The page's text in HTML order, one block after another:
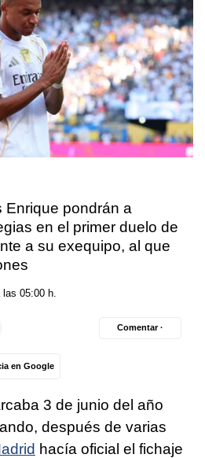
Enrique pondrán a
en el primer duelo de
a su exequipo, al que
05:00 h.
en Google
Comentar ·
3 de junio del año
después de varias
hacía oficial el fichaje